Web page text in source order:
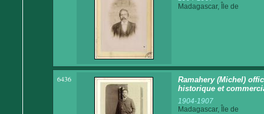
Madagascar, Île de
6436
Ramahery (Michel)
historique et
1904-1907
Madagascar, Île de